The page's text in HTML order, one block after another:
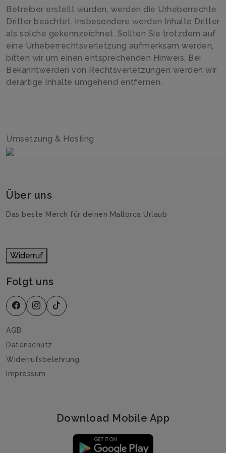
Betreiber erstellt wurden, werden die Urheberrechte
Dritter beachtet. Insbesondere werden Inhalte Dritter
als solche gekennzeichnet. Sollten Sie trotzdem auf
eine Urheberrechtsverletzung aufmerksam werden,
bitten wir um einen entsprechenden Hinweis. Bei
Bekanntwerden von Rechtsverletzungen werden wir
derartige Inhalte umgehend entfernen.
Umsetzung & Hosting
Über uns
Das beste Merch für deinen Mallorca Urlaub
Widerruf
Folgt uns
AGB
Datenschutz
Widerrufsbelehrung
Impressum
Download Mobile App